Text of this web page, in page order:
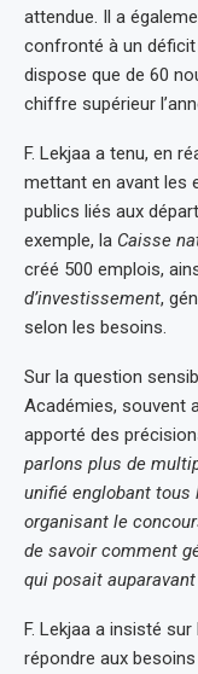
attendue. Il a
confronté à un déficit
dispose que de 60
chiffre supérieur
F. Lekjaa a tenu, en
mettant en avant les
publics liés aux
exemple, la Caisse
créé 500 emplois,
d’investissement,
selon les besoins.
Sur la question
Académies, souvent
apporté des
parlons plus de
unifié englobant tous
organisant le
de savoir comment
qui posait
F. Lekjaa a insisté
répondre aux